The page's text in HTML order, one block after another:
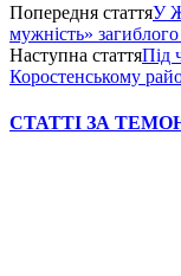
Попередня статтяУ
мужність»
Наступна статтяПід
Коростенському
СТАТТІ ЗА